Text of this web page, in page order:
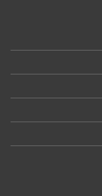
قراءة المزيد